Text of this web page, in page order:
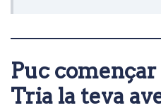
Puc
Tria la teva